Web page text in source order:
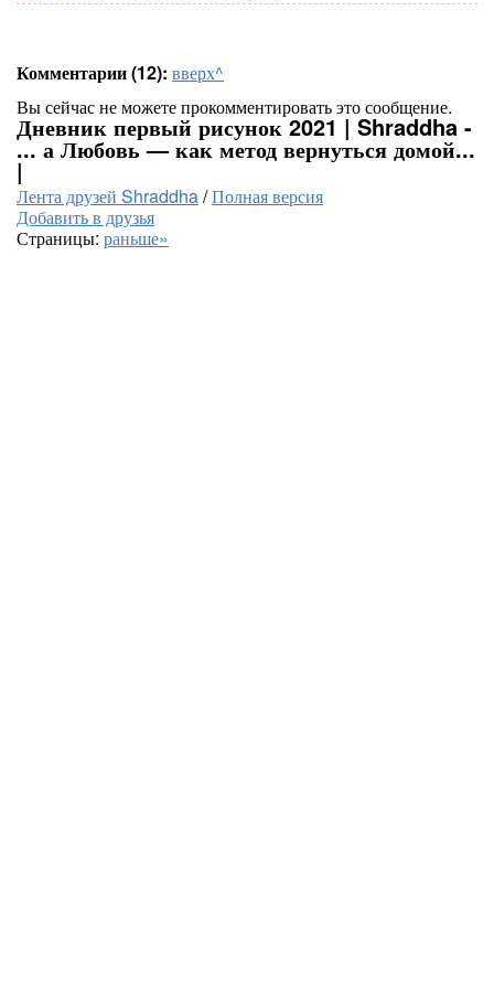
Комментарии (12): вверх^
Вы сейчас не можете прокомментировать это сообщение.
Дневник первый рисунок 2021 | Shraddha -
... а Любовь — как метод вернуться домой...
|
Лента друзей Shraddha/Полная версия
Добавить в друзья
Страницы: раньше»